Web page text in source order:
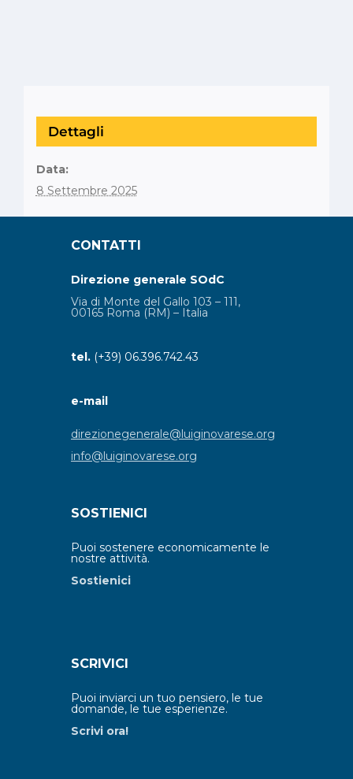
Dettagli
Data:
8 Settembre 2025
CONTATTI
Direzione generale SOdC
Via di Monte del Gallo 103 – 111,
00165 Roma (RM) – Italia
tel. (+39) 06.396.742.43
e-mail
direzionegenerale@luiginovarese.org
info@luiginovarese.org
SOSTIENICI
Puoi sostenere economicamente le
nostre attività.
Sostienici
SCRIVICI
Puoi inviarci un tuo pensiero, le tue
domande, le tue esperienze.
Scrivi ora!